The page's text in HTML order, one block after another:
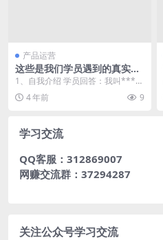
产品运营
这些是我们学员遇到的真实面
试题
1、自我介绍 学员回答：我叫***，
2018年6月份毕业于**大学通信工
程专业。...
4 年前 9
学习交流
QQ客服：312869007
网赚交流群：37294287
关注公众号学习交流